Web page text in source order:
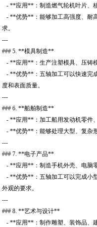
- **应用**：制造燃气轮机叶片、
- **优势**：能够加工高强度、耐
求。
---
### 5. **模具制造**
- **应用**：生产注塑模具、压铸
- **优势**：五轴加工可以快速完
度和表面质量。
---
### 6. **船舶制造**
- **应用**：加工船用发动机零件
- **优势**：能够处理大型、复杂
---
### 7. **电子产品**
- **应用**：制造手机外壳、电脑
- **优势**：五轴加工可以完成小
外观的要求。
---
### 8. **艺术与设计**
- **应用**：制作雕塑、装饰品、